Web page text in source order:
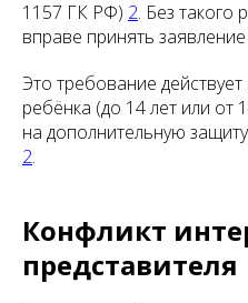
1157 ГК РФ) 2. Без такого
вправе принять
Это требование
ребёнка (до 14 лет или от
на дополнительную
2.
Конфликт
представителя